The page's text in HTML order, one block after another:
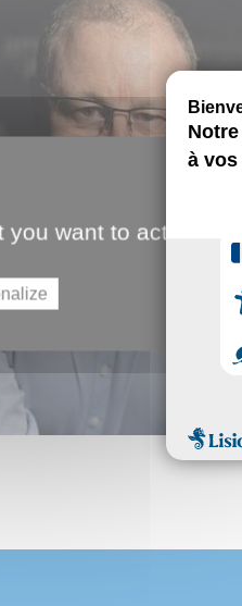
(médaillé d’or et d’argent
want to activate